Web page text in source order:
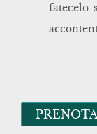
fatecelo
PRENOTA